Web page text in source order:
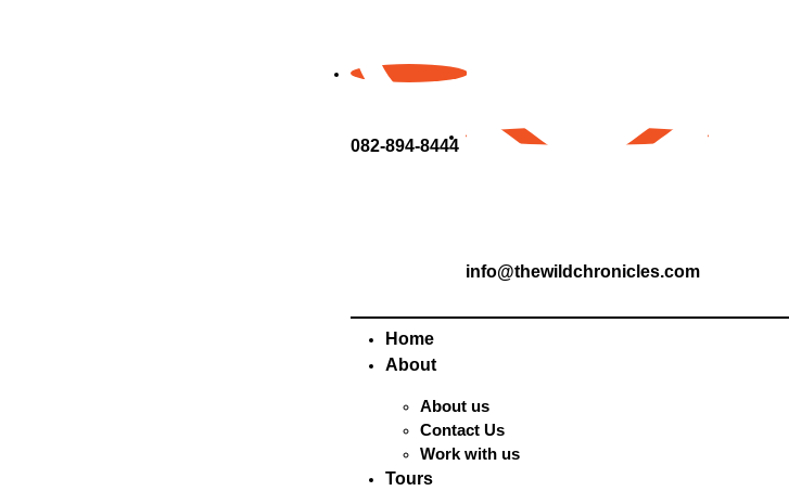
082-894-8444
info@thewildchronicles.com
Home
About
About us
Contact Us
Work with us
Tours